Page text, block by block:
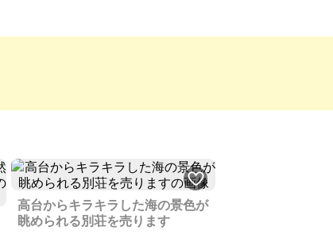
高台からキラキラした海の景色が
眺められる別荘を売ります